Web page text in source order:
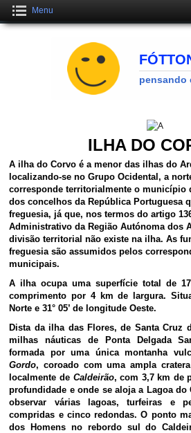
Menu
ILHA DO
Ailha do Corvo é a menor das ilhas do
localizando-se no Grupo Ocidental, a
corresponde territorialmente o município
dos concelhos da República Portuguesa
freguesia, já que, nos termos do artigo
Administrativo da Região Autónoma dos
divisão territorial não existe na ilha. As
freguesia são assumidos pelos
municipais.
A ilha ocupa uma superfície total de
comprimento por 4 km de largura.
Norte e 31° 05’ de longitude Oeste.
Dista da ilha das Flores, de Santa Cruz
milhas náuticas de Ponta Delgada
formada por uma única montanha
Gordo, coroado com uma ampla
localmente de Caldeirão, com 3,7 km de
profundidade e onde se aloja a Lagoa do
observar várias lagoas, turfeiras e
compridas e cinco redondas. O ponto
dos Homens no rebordo sul do
Crie um Site Grátis Fantástico